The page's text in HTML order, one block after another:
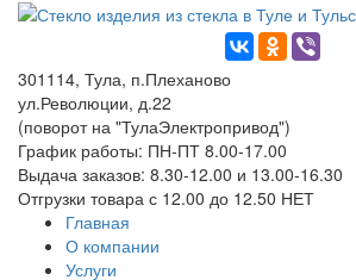
301114, Тула, п.Плеханово
ул.Революции, д.22
(поворот на "ТулаЭлектропривод")
График работы: ПН-ПТ 8.00-17.00
Выдача заказов: 8.30-12.00 и 13.00-16.30
Отгрузки товара с 12.00 до 12.50 НЕТ
Главная
О компании
Услуги